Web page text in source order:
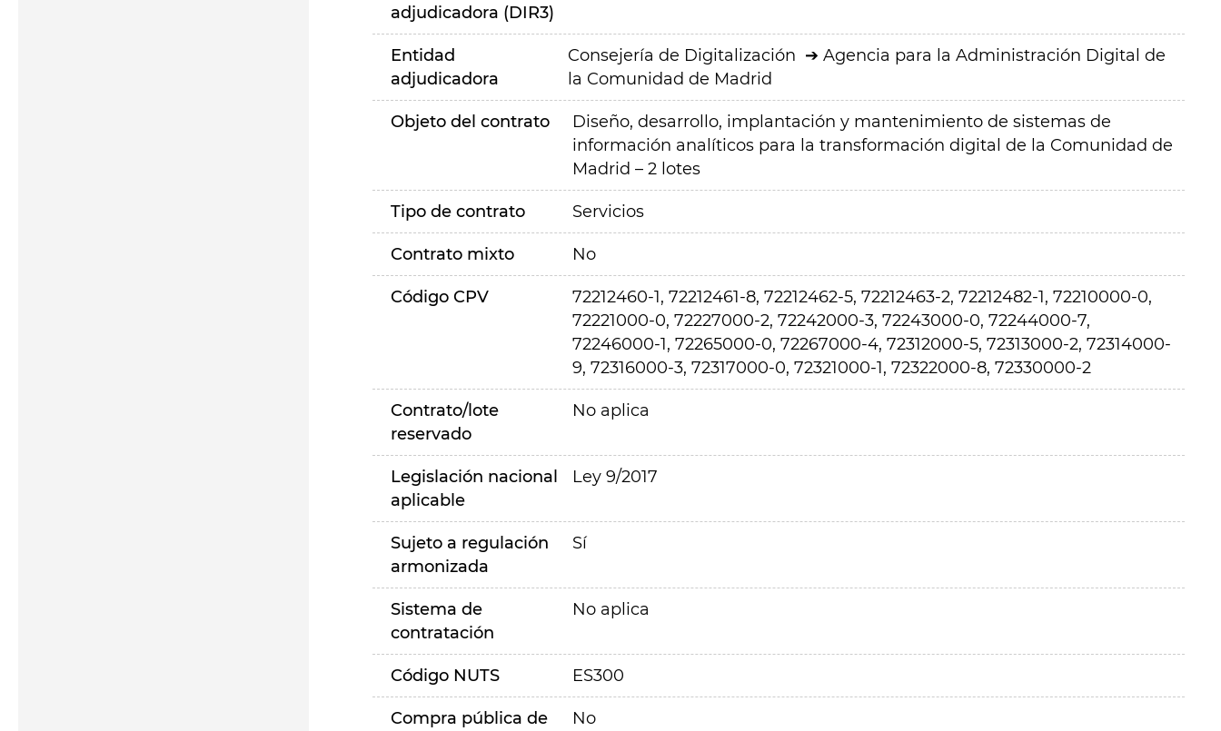
adjudicadora (DIR3)
Entidad
adjudicadora
Consejería de Digitalización
Agencia para la Administración Digital de
la Comunidad de Madrid
Objeto del contrato
Diseño, desarrollo, implantación y mantenimiento de sistemas de
información analíticos para la transformación digital de la Comunidad de
Madrid – 2 lotes
Tipo de contrato Servicios
Contrato mixto No
Código CPV
72212460-1, 72212461-8, 72212462-5, 72212463-2, 72212482-1, 72210000-0,
72221000-0, 72227000-2, 72242000-3, 72243000-0, 72244000-7,
72246000-1, 72265000-0, 72267000-4, 72312000-5, 72313000-2, 72314000-
9, 72316000-3, 72317000-0, 72321000-1, 72322000-8, 72330000-2
Contrato/lote
reservado
No aplica
Legislación nacional
aplicable
Ley 9/2017
Sujeto a regulación
armonizada
Sí
Sistema de
contratación
No aplica
Código NUTS ES300
Compra pública de
No